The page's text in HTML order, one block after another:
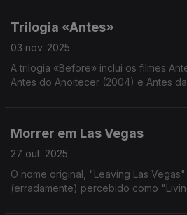
Trilogia «Antes»
03 nov. 2025
A trilogia «Before» inclui os filmes
Antes do Anoitecer (2004) e Antes
Morrer em Las Vegas
27 out. 2025
O nome original, "Leaving Las
(erradamente) percebido como